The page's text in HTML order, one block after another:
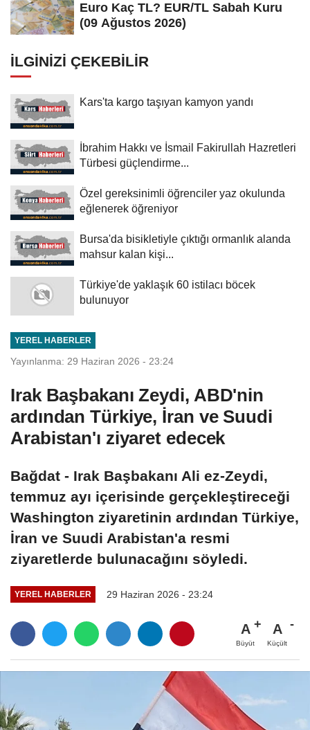
Euro Kaç TL? EUR/TL Sabah Kuru
(09 Ağustos 2026)
İLGINIZI ÇEKEBILIR
Kars'ta kargo taşıyan kamyon yandı
İbrahim Hakkı ve İsmail Fakirullah Hazretleri
Türbesi güçlendirme...
Özel gereksinimli öğrenciler yaz okulunda
eğlenerek öğreniyor
Bursa'da bisikletiyle çıktığı ormanlık alanda
mahsur kalan kişi...
Türkiye'de yaklaşık 60 istilacı böcek
bulunuyor
YEREL HABERLER
Yayınlanma: 29 Haziran 2026 - 23:24
Irak Başbakanı Zeydi, ABD'nin
ardından Türkiye, İran ve Suudi
Arabistan'ı ziyaret edecek
Bağdat - Irak Başbakanı Ali ez-Zeydi,
temmuz ayı içerisinde gerçekleştireceği
Washington ziyaretinin ardından Türkiye,
İran ve Suudi Arabistan'a resmi
ziyaretlerde bulunacağını söyledi.
YEREL HABERLER 29 Haziran 2026 - 23:24
A
Büyüt
A
Küçült